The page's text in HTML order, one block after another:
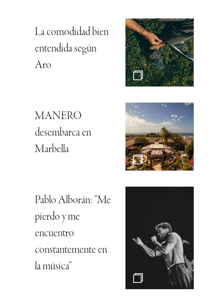
La comodidad bien
entendida según
Aro
MANERO
desembarca en
Marbella
Pablo Alborán: “Me
pierdo y me
encuentro
constantemente en
la música”